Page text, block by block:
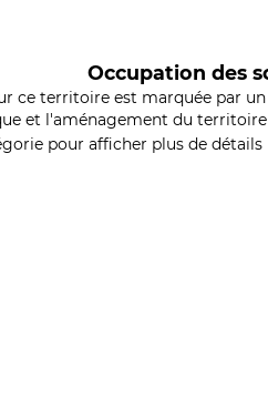
Occupation des
ce territoire est marquée par
et l'aménagement du
pour afficher plus de détails